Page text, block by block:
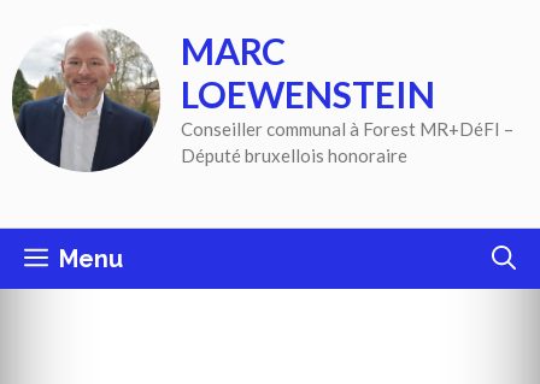
contenu
MARC
LOEWENSTEIN
Conseiller communal à Forest MR+DéFI –
Député bruxellois honoraire
Menu